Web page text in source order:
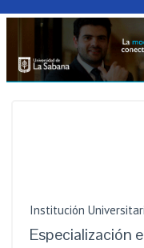
Institución
Especialización